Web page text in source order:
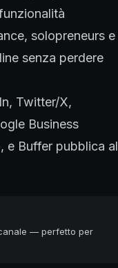
solopreneurs e
senza perdere
Twitter/X,
Business
e Buffer pubblica al
— perfetto per